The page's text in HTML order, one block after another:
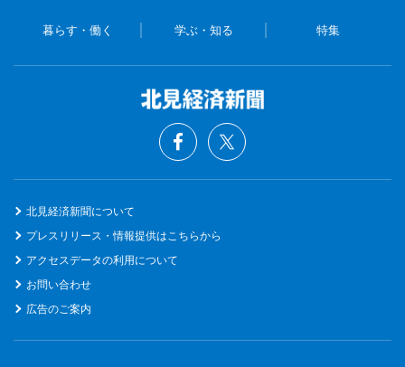
暮らす・働く 学ぶ・知る 特集
北見経済新聞について
プレスリリース・情報提供はこちらから
アクセスデータの利用について
お問い合わせ
広告のご案内